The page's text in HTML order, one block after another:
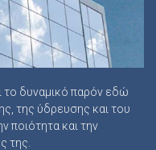
το δυναμικό παρόν εδώ
της ύδρευσης και του
ποιότητα και την
της.